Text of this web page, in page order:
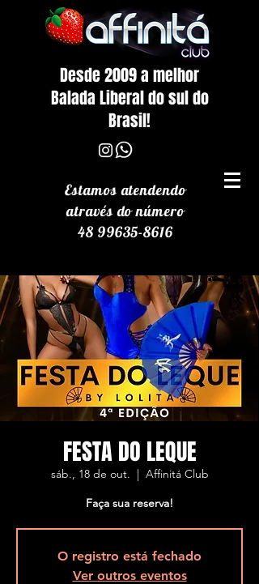
Desde 2009 a melhor
Balada Liberal do sul do
Brasil!
Estamos atendendo
atravésdo número
48 99635-8616
FESTA DO LEQUE
sáb., 18 de out.
  |
Affinitá Club
Faça sua reserva!
O registro está fechado
Ver outros eventos